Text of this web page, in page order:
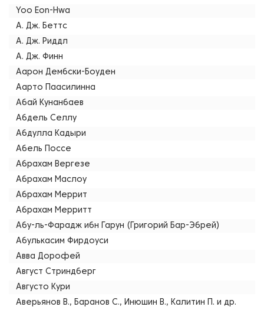
Yoo Eon-Hwa
А. Дж. Беттс
А. Дж. Риддл
А. Дж. Финн
Аарон Дембски-Боуден
Аарто Паасилинна
Абай Кунанбаев
Абдель Селлу
Абдулла Кадыри
Абель Поссе
Абрахам Вергезе
Абрахам Маслоу
Абрахам Меррит
Абрахам Мерритт
Абу-ль-Фарадж ибн Гарун (Григорий Бар-Эбрей)
Абулькасим Фирдоуси
Авва Дорофей
Август Стриндберг
Августо Кури
Аверьянов В., Баранов С., Инюшин В., Калитин П. и др.